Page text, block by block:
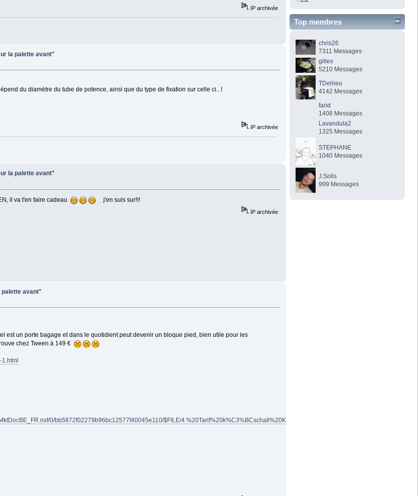
IP archivée
la palette avant"
du diamètre du tube de potence, ainsi que du type de fixation sur celle ci...!
IP archivée
la palette avant"
il va t'en faire cadeau j'en suis sur!!!
IP archivée
avant"
est un porte bagage et dans le quotidient peut devenir un bloque pied, bien utile pour les
chez Tween à 149 €
0/bb5872f02279b96bc12577f40045e110/$FILE/4.%20Tarif%20k%C3%BCschall%20Kseries%20G3_0711_FR.pdf
Top membres
chris26
7311 Messages
gilles
5210 Messages
TDelrieu
4142 Messages
farid
1408 Messages
Lavandula2
1325 Messages
STEPHANE
1040 Messages
J.Solis
999 Messages